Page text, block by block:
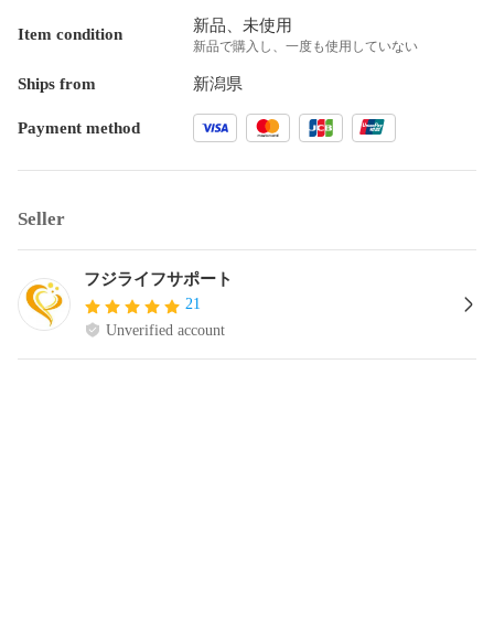
Item condition 新品、未使用
新品で購入し、一度も使用していない
Ships from 新潟県
Payment method
Seller
フジライフサポート
21
Unverified account